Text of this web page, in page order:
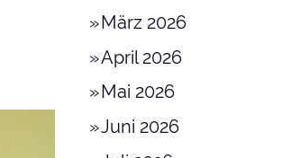
März 2026
April 2026
Mai 2026
Juni 2026